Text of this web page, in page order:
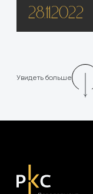
28.11.2022
Увидеть больше